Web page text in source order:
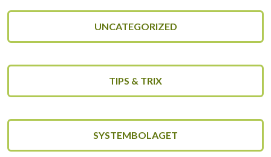
UNCATEGORIZED
TIPS & TRIX
SYSTEMBOLAGET